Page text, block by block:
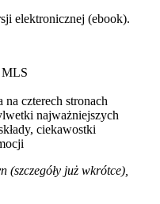
elektronicznej (ebook).
MLS
na czterech stronach
najważniejszych
ciekawostki
(szczegóły już wkrótce),